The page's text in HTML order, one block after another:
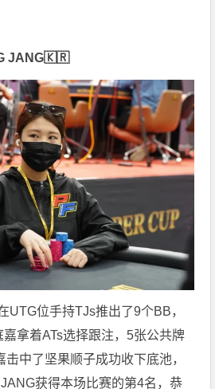
JANG🇰🇷
UTG位手持TJs推出了9个BB，
拿着ATs选择跟注，5张公共牌
中了坚果顺子成功收下底池，
获得本场比赛的第4名，恭